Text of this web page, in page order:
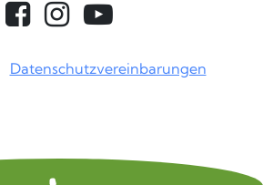
Datenschutzvereinbarungen